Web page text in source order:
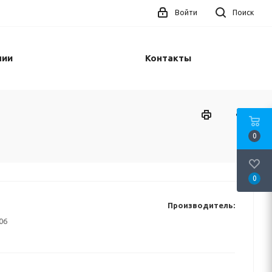
Поиск
Войти
Контакты
Производитель:
0
0